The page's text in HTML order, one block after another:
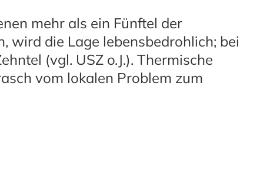
mehr als ein Fünftel der
wird die Lage lebensbedrohlich; bei
(vgl. USZ o.J.). Thermische
vom lokalen Problem zum